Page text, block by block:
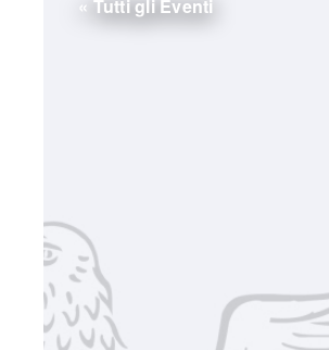
« Tutti gli Eventi